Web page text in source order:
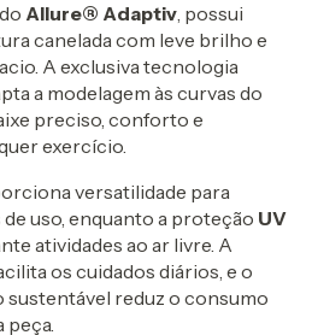
Allure® Adaptiv, possui
canelada com leve brilho e
A exclusiva tecnologia
a modelagem às curvas do
preciso, conforto e
exercício.
versatilidade para
uso, enquanto a proteção UV
atividades ao ar livre. A
os cuidados diários, e o
reduz o consumo
peça.